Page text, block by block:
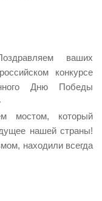
ваших
конкурсе
Дню Победы
мостом, который
нашей страны!
находили всегда